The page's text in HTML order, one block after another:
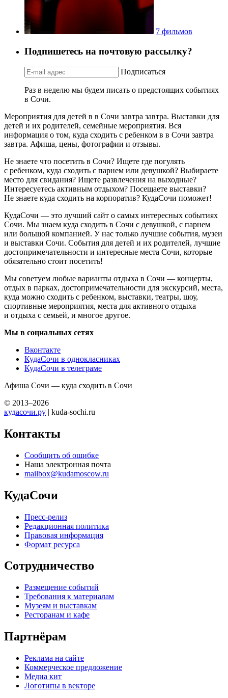
7 фильмов
Подпишетесь на почтовую рассылку?
Подписаться
Раз в неделю мы будем писать о предстоящих событиях
в Сочи.
Мероприятия для детей в в Сочи завтра завтра. Выставки для
детей и их родителей, семейные мероприятия. Вся
информация о том, куда сходить с ребенком в в Сочи завтра
завтра. Афиша, цены, фотографии и отзывы.
Не знаете что посетить в Сочи? Ищете где погулять
с ребенком, куда сходить с парнем или девушкой? Выбираете
место для свидания? Ищете развлечения на выходные?
Интересуетесь активным отдыхом? Посещаете выставки?
Не знаете куда сходить на корпоратив? КудаСочи поможет!
КудаСочи — это лучший сайт о самых интересных событиях
Сочи. Мы знаем куда сходить в Сочи с девушкой, с парнем
или большой компанией. У нас только лучшие события, музеи
и выставки Сочи. События для детей и их родителей, лучшие
достопримечательности и интересные места Сочи, которые
обязательно стоит посетить!
Мы советуем любые варианты отдыха в Сочи — концерты,
отдых в парках, достопримечательности для экскурсий, места,
куда можно сходить с ребенком, выставки, театры, шоу,
спортивные мероприятия, места для активного отдыха
и отдыха с семьей, и многое другое.
Мы в социальных сетях
Вконтакте
КудаСочи в однокласниках
КудаСочи в телеграме
Афиша Сочи — куда сходить в Сочи
© 2013–2026
кудасочи.ру | kuda-sochi.ru
Контакты
Сообщить об ошибке
Наша электронная почта
mailbox@kudamoscow.ru
КудаСочи
Пресс-релиз
Редакционная политика
Правовая информация
Формат ресурса
Сотрудничество
Размещение событий
Требования к материалам
Музеям и выставкам
Ресторанам и кафе
Партнёрам
Реклама на сайте
Коммерческое предложение
Медиа кит
Логотипы в векторе